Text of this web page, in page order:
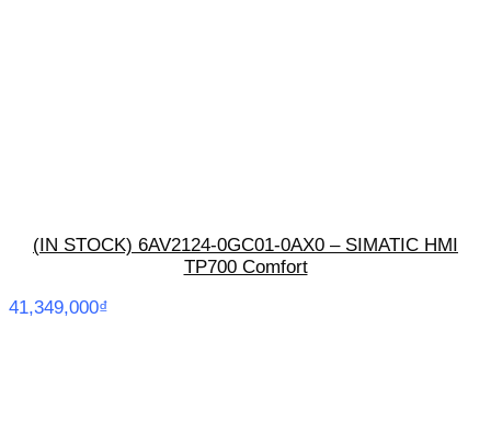
(IN STOCK) 6AV2124-0GC01-0AX0 – SIMATIC HMI
TP700 Comfort
41,349,000₫